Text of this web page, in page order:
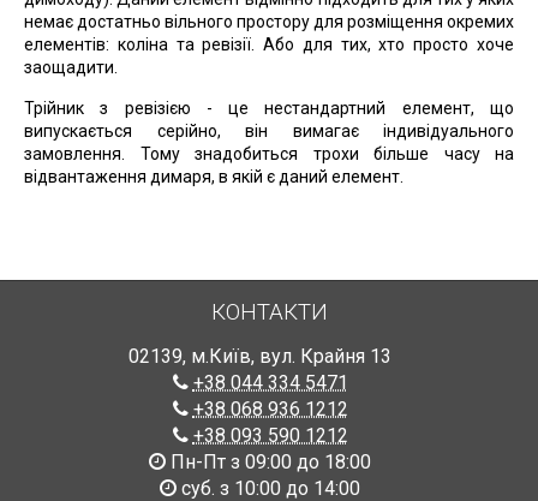
немає достатньо вільного простору для розміщення окремих
елементів: коліна та ревізії. Або для тих, хто просто хоче
заощадити.
Трійник з ревізією - це нестандартний елемент, що
випускається серійно, він вимагає індивідуального
замовлення. Тому знадобиться трохи більше часу на
відвантаження димаря, в якій є даний елемент.
КОНТАКТИ
02139, м.Київ, вул. Крайня 13
+38 044 334 5471
+38 068 936 1212
+38 093 590 1212
Пн-Пт з 09:00 до 18:00
суб. з 10:00 до 14:00